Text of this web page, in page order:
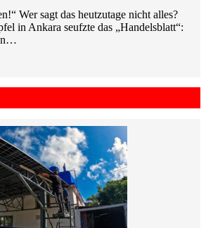
Wer sagt das heutzutage nicht alles?
in Ankara seufzte das „Handelsblatt“: